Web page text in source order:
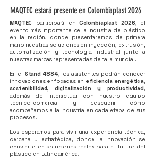
MAQTEC estará presente en Colombiaplast 2026
MAQTEC participará en Colombiaplast 2026, el
evento más importante de la industria del plástico
en la región, donde presentaremos de primera
mano nuestras soluciones en inyección, extrusión,
automatización y tecnología industrial junto a
nuestras marcas representadas de talla mundial.
En el Stand 4884, los asistentes podrán conocer
innovaciones enfocadas en eficiencia energética,
sostenibilidad, digitalización y productividad,
además de interactuar con nuestro equipo
técnico-comercial y descubrir cómo
acompañamos a la industria en cada etapa de sus
procesos.
Los esperamos para vivir una experiencia técnica,
cercana y estratégica, donde la innovación se
convierte en soluciones reales para el futuro del
plástico en Latinoamérica.